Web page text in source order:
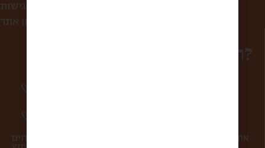
הצהרת נגישות
תקנון אתר
רוצים להפוך למשפחה?
אתם במקום הראשון בשבילנו, ולכן אנחנו אף פעם לא שולחים